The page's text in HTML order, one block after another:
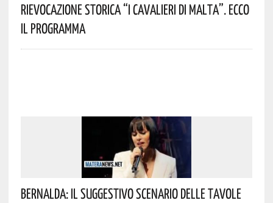
Rievocazione Storica “I CAVALIERI DI MALTA”. Ecco
Il Programma
Bernalda: Il Suggestivo Scenario Delle Tavole